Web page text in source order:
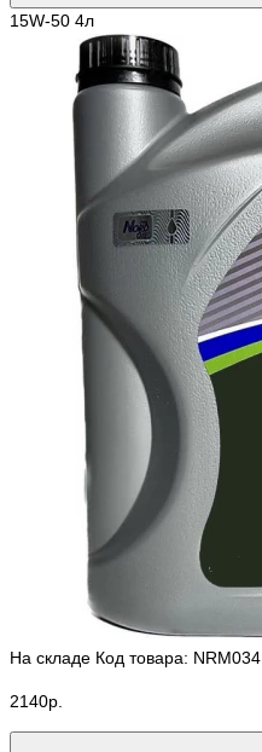
15W-50 4л
На складе Код товара: NRM034
2140р.